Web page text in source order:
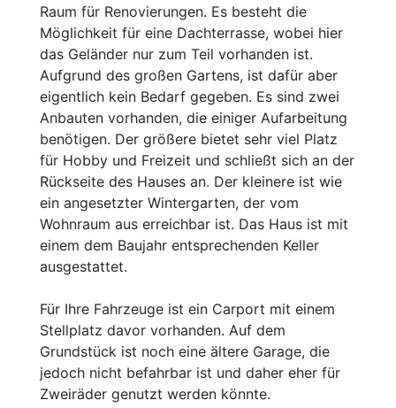
Raum für Renovierungen. Es besteht die
Möglichkeit für eine Dachterrasse, wobei hier
das Geländer nur zum Teil vorhanden ist.
Aufgrund des großen Gartens, ist dafür aber
eigentlich kein Bedarf gegeben. Es sind zwei
Anbauten vorhanden, die einiger Aufarbeitung
benötigen. Der größere bietet sehr viel Platz
für Hobby und Freizeit und schließt sich an der
Rückseite des Hauses an. Der kleinere ist wie
ein angesetzter Wintergarten, der vom
Wohnraum aus erreichbar ist. Das Haus ist mit
einem dem Baujahr entsprechenden Keller
ausgestattet.
Für Ihre Fahrzeuge ist ein Carport mit einem
Stellplatz davor vorhanden. Auf dem
Grundstück ist noch eine ältere Garage, die
jedoch nicht befahrbar ist und daher eher für
Zweiräder genutzt werden könnte.